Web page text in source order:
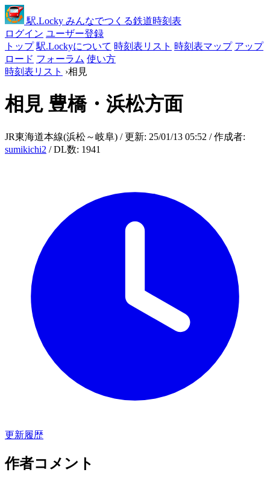
駅.Locky みんなでつくる鉄道時刻表
ログイン ユーザー登録
トップ 駅.Lockyについて 時刻表リスト 時刻表マップ アップ
ロード フォーラム 使い方
時刻表リスト ›相見
相見 豊橋・浜松方面
JR東海道本線(浜松～岐阜) / 更新: 25/01/13 05:52 / 作成者:
sumikichi2 / DL数: 1941
更新履歴
作者コメント